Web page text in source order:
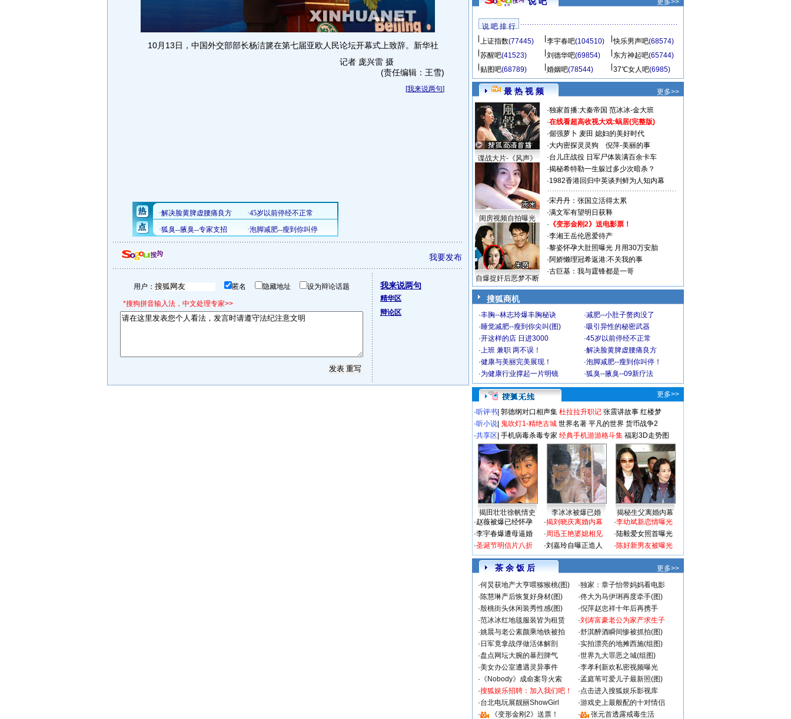
10月13日，中国外交部部长杨洁篪在第七届亚欧人民论坛开幕式上致辞。新华社
记者 庞兴雷 摄
(责任编辑：王雪)
[我来说两句]
我要发布
用户： 匿名 隐藏地址 设为辩论话题
*搜狗拼音输入法，中文处理专家>>
我来说两句
精华区
辩论区
更多>>
说 吧 排 行
上证指数(77445) 李宇春吧(104510) 快乐男声吧(68574)
苏醒吧(41523) 刘德华吧(69854) 东方神起吧(65744)
贴图吧(68789) 婚姻吧(78544) 37℃女人吧(6985)
最 热 视 频 更多>>
谍战大片-《风声》
闺房视频自拍曝光
自爆捉奸后恶梦不断
·独家首播:大秦帝国 范冰冰-金大班
·在线看超高收视大戏:蜗居(完整版)
·倔强萝卜 麦田 媳妇的美好时代
·大内密探灵灵狗
倪萍-美丽的事
·台儿庄战役 日军尸体装满百余卡车
·揭秘希特勒一生躲过多少次暗杀？
·1982香港回归中英谈判鲜为人知内幕
·宋丹丹：张国立活得太累
·满文军有望明日获释
· 《变形金刚2》送电影票！
·李湘王岳伦恩爱待产
·黎姿怀孕大肚照曝光 月用30万安胎
·阿娇懒理冠希返港:不关我的事
·古巨基：我与霆锋都是一哥
搜狐商机
·丰胸--林志玲爆丰胸秘诀 ·减肥--小肚子赘肉没了
·睡觉减肥--瘦到你尖叫(图) ·吸引异性的秘密武器
·开这样的店 日进3000 ·45岁以前停经不正常
·上班 兼职 两不误！ ·解决脸黄脾虚腰痛良方
·健康与美丽完美展现！ ·泡脚减肥--瘦到你叫停！
·为健康行业撑起一片明镜 ·狐臭--腋臭--09新疗法
更多>>
·听评书 郭德纲对口相声集 杜拉拉升职记 张震讲故事 红楼梦
·听小说 鬼吹灯1-精绝古城 世界名著 平凡的世界 货币战争2
·共享区 手机病毒杀毒专家 经典手机游游格斗集 福彩3D走势图
揭田壮壮徐帆情史 李冰冰被爆已婚
揭秘生父离婚内幕
·赵薇被爆已经怀孕
·李宇春爆遭母逼婚
·圣诞节明信片八折
·揭刘晓庆离婚内幕
·周迅王艳婆媳相见
·刘嘉玲自曝正造人
·李幼斌新恋情曝光
·陆毅爱女照首曝光
·陈好新男友被曝光
茶 余 饭 后
更多>>
·何炅获地产大亨喂猕猴桃(图) ·独家：章子怡带妈妈看电影
·陈慧琳产后恢复好身材(图) ·佟大为马伊琍再度牵手(图)
·殷桃街头休闲装秀性感(图) ·倪萍赵忠祥十年后再携手
·范冰冰红地毯服装皆为租赁 ·刘涛富豪老公为家产求生子
·姚晨与老公素颜乘地铁被拍 ·舒淇醉酒瞬间惨被抓拍(图)
· 日军竟拿战俘做活体解剖 ·实拍漂亮的地摊西施(组图)
·盘点网坛大腕的暴烈脾气 ·世界九大罪恶之城(组图)
·美女办公室遭遇灵异事件 ·李孝利新欢私密视频曝光
· 《Nobody》成命案导火索 ·孟庭苇可爱儿子最新照(图)
·搜狐娱乐招聘：加入我们吧！ ·点击进入搜狐娱乐影视库
·台北电玩展靓丽ShowGirl ·游戏史上最般配的十对情侣
·
《变形金刚2》送票！ ·
张元首透露戒毒生活